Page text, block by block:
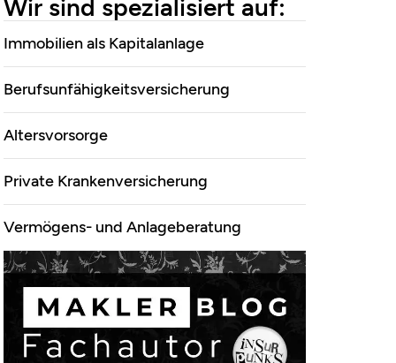
&Co.KG
Wir sind spezialisiert auf:
Immobilien als Kapitalanlage
Berufsunfähigkeitsversicherung
Altersvorsorge
Private Krankenversicherung
Vermögens- und Anlageberatung